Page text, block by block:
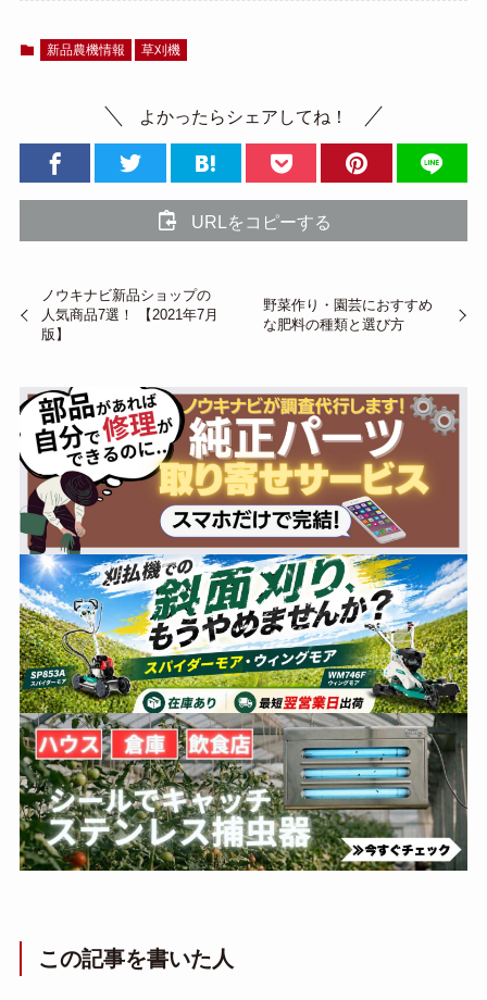
新品農機情報 草刈機
よかったらシェアしてね！
URLをコピーする
ノウキナビ新品ショップの
人気商品7選！ 【2021年7月
版】
野菜作り・園芸におすすめ
な肥料の種類と選び方
この記事を書いた人